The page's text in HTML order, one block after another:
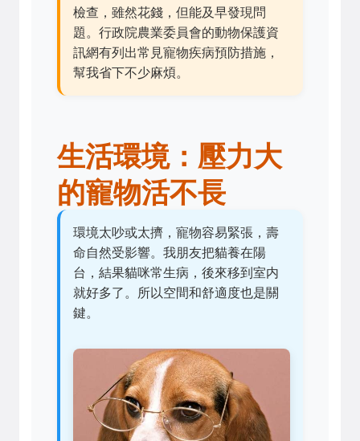
檢查，雖然花錢，但能及早發現問
題。行政院農業委員會的動物保護資
訊網有列出常見寵物疾病預防措施，
幫我省下不少麻煩。
生活環境：壓力大
的寵物活不長
環境太吵或太擠，寵物容易緊張，壽
命自然受影響。我朋友把貓養在陽
台，結果貓咪常生病，後來移到室内
就好多了。所以空間和舒適度也是關
鍵。